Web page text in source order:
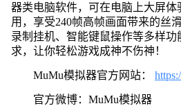
器类电脑软件，可在电脑上大屏
用，享受240帧高帧画面带来的丝
录制挂机、智能键鼠操作等多样
求，让你轻松游戏成神不伤神！
MuMu模拟器官方网站：
官方微博：MuMu模拟器